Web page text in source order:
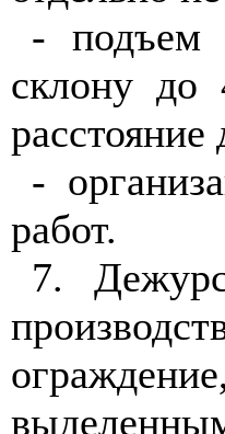
- подъем
склону до
-
работ.
7.